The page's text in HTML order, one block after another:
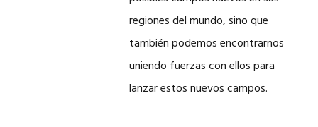
regiones del mundo, sino que
también podemos encontrarnos
uniendo fuerzas con ellos para
lanzar estos nuevos campos.